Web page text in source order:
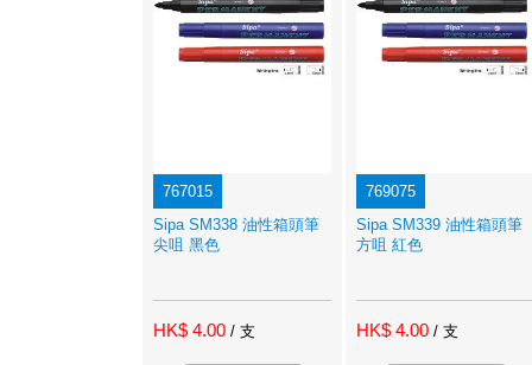
767015
Sipa SM338 油性箱頭筆
尖咀 黑色
HK$ 4.00 / 支
769075
Sipa SM339 油性箱頭筆
方咀 紅色
HK$ 4.00 / 支